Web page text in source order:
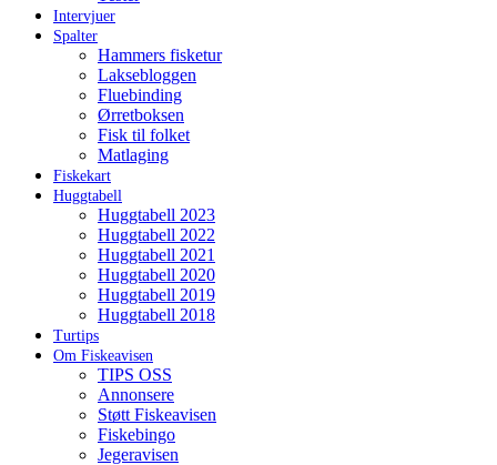
Intervjuer
Spalter
Hammers fisketur
Laksebloggen
Fluebinding
Ørretboksen
Fisk til folket
Matlaging
Fiskekart
Huggtabell
Huggtabell 2023
Huggtabell 2022
Huggtabell 2021
Huggtabell 2020
Huggtabell 2019
Huggtabell 2018
Turtips
Om Fiskeavisen
TIPS OSS
Annonsere
Støtt Fiskeavisen
Fiskebingo
Jegeravisen